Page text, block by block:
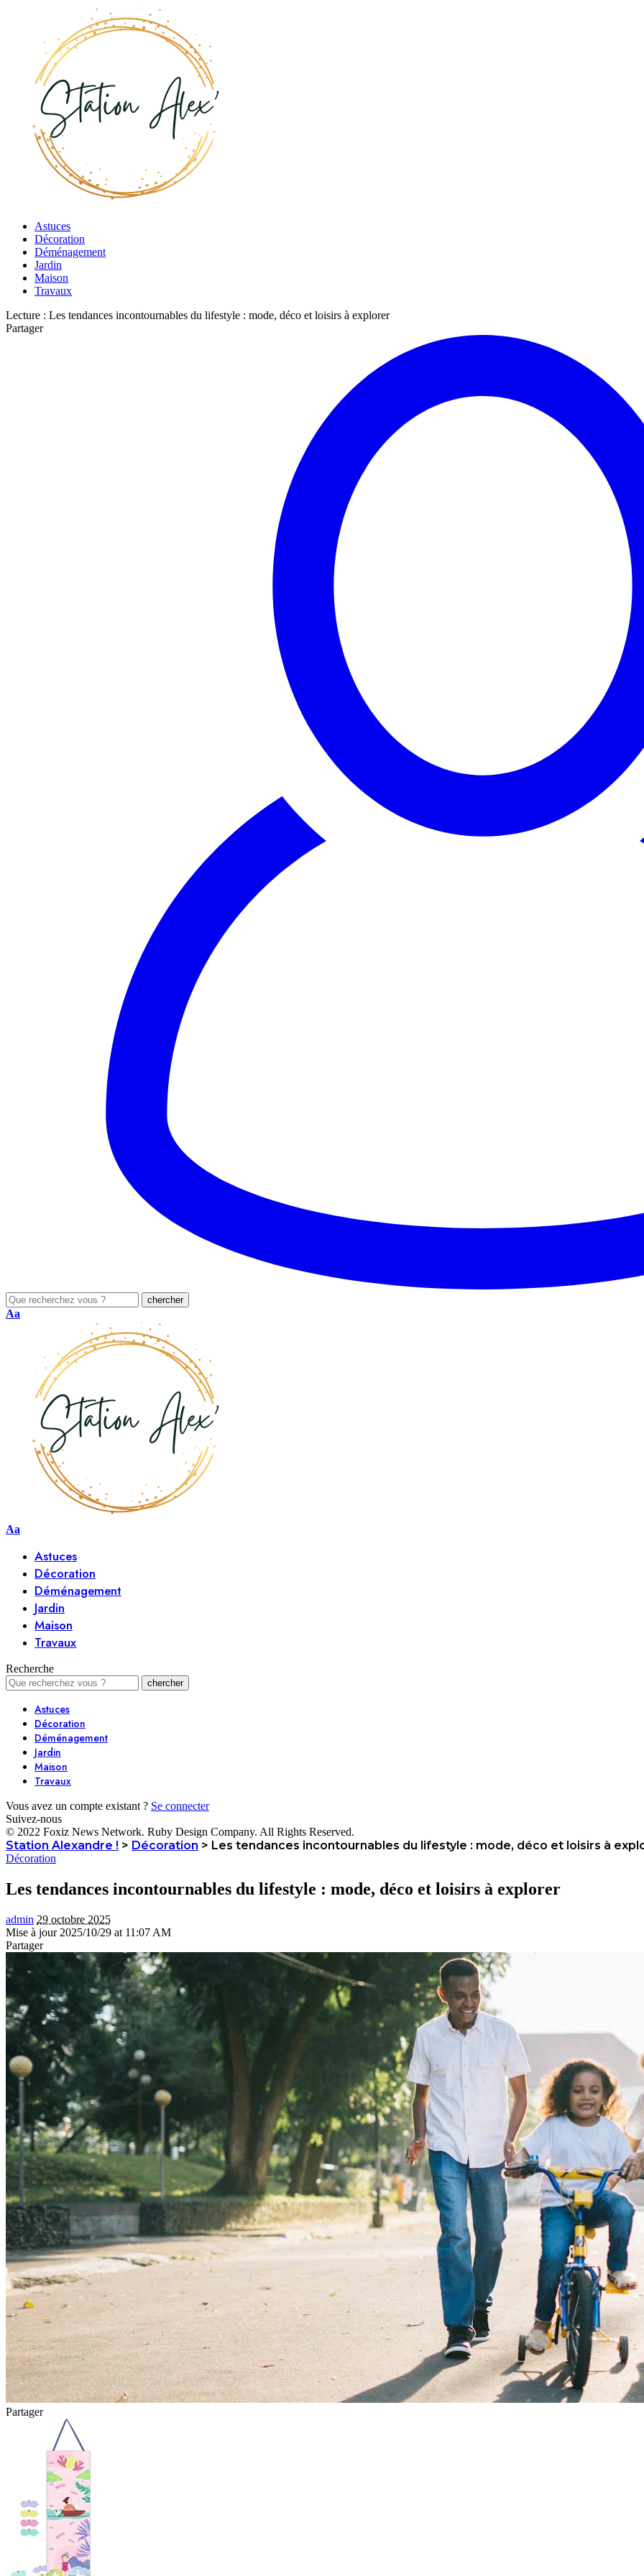
Astuces
Décoration
Déménagement
Jardin
Maison
Travaux
Lecture : Les tendances incontournables du lifestyle : mode, déco et loisirs à explorer
Partager
Aa
Aa
Astuces
Décoration
Déménagement
Jardin
Maison
Travaux
Recherche
Astuces
Décoration
Déménagement
Jardin
Maison
Travaux
Vous avez un compte existant ? Se connecter
Suivez-nous
© 2022 Foxiz News Network. Ruby Design Company. All Rights Reserved.
Station Alexandre ! > Décoration > Les tendances incontournables du lifestyle : mode, déco et loisirs à
Décoration
Les tendances incontournables du lifestyle : mode, déco et loisirs à explorer
admin 29 octobre 2025
Mise à jour 2025/10/29 at 11:07 AM
Partager
Partager